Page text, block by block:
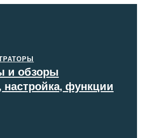
и обзоры
функции